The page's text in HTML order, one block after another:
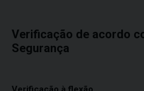
Verificação de acordo
Segurança